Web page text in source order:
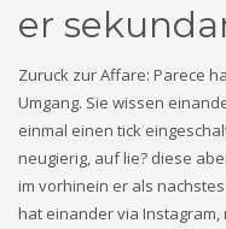
er
Zuruck zur Affare: Parece
Umgang. Sie wissen
einmal einen tick
neugierig, auf lie? diese
im vorhinein er als
hat einander via